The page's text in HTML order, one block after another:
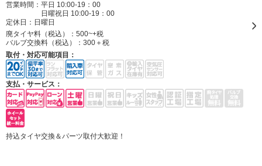
営業時間：平日 10:00-19：00
日曜祝日 10:00-19：00
定休日： 日曜日
廃タイヤ料（税込）： 500~+税
バルブ交換料（税込）： 300＋税
取付・対応可能項目：
支払・サービス：
持込タイヤ交換＆パーツ取付大歓迎！